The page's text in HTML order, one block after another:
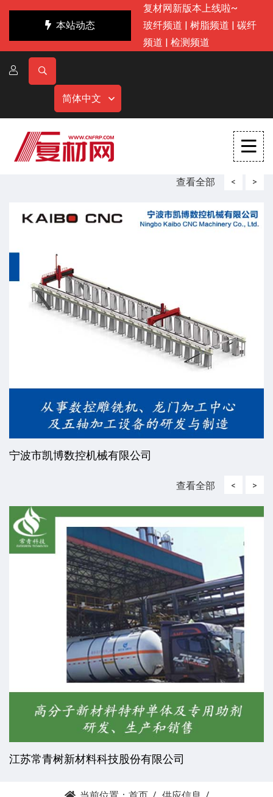
本站动态
复材网新版本上线啦~
玻纤频道 | 树脂频道 | 碳纤
频道 | 检测频道
简体中文
查看全部 <
宁波市凯博数控机械有限公司
>
查看全部 <
江苏常青树新材料科技股份有限公司
>